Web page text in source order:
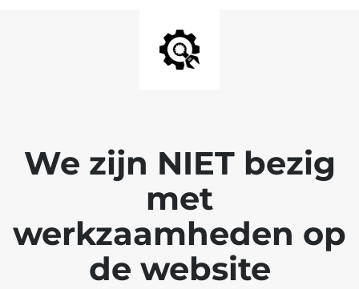
We zijn NIET bezig
met
werkzaamheden op
de website